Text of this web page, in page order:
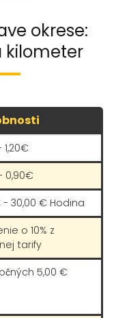
okrese:
kilometer
1,20€
0,90€
- 30,00 € Hodina
o 10% z
tarify
5,00 €